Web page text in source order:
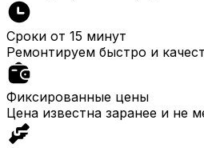
Сроки от 15 минут
Ремонтируем быстро и
Фиксированные цены
Цена известна заранее и не